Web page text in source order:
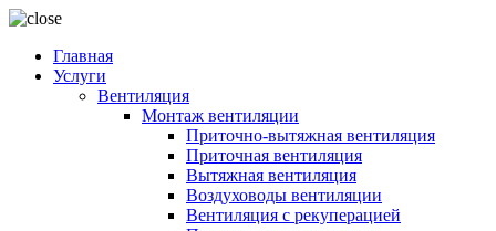
Главная
Услуги
Вентиляция
Монтаж вентиляции
Приточно-вытяжная вентиляция
Приточная вентиляция
Вытяжная вентиляция
Воздуховоды вентиляции
Вентиляция с рекуперацией